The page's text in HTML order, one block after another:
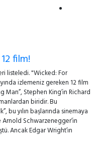
film!
listeledi. "Wicked: For
izlemeniz gereken 12 film
Man”, Stephen King’in Richard
biridir. Bu
bu yılın başlarında sinemaya
Arnold Schwarzenegger’in
Ancak Edgar Wright’ın